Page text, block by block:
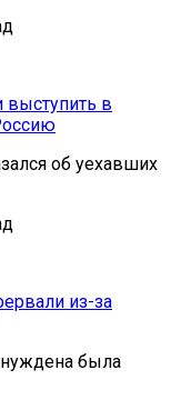
в
об уехавших
из-за
была